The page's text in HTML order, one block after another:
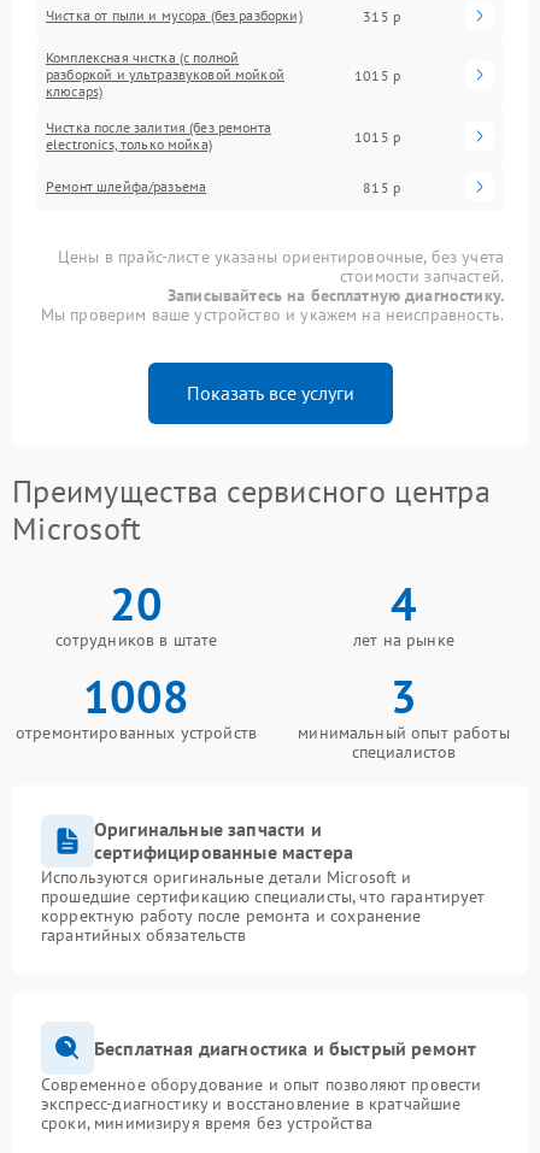
Чистка от пыли и мусора (без разборки) 315 р
Комплексная чистка (с полной
разборкой и ультразвуковой мойкой
клюcaps)
1015 р
Чистка после залития (без ремонта
electronics, только мойка)
1015 р
Ремонт шлейфа/разъема 815 р
Цены в прайс-листе указаны ориентировочные, без учета
стоимости запчастей.
Записывайтесь на бесплатную диагностику.
Мы проверим ваше устройство и укажем на неисправность.
Показать все услуги
Преимущества сервисного центра
Microsoft
20
сотрудников в штате
4
лет на рынке
1008
отремонтированных устройств
3
минимальный опыт работы
специалистов
Оригинальные запчасти и
сертифицированные мастера
Используются оригинальные детали Microsoft и
прошедшие сертификацию специалисты, что гарантирует
корректную работу после ремонта и сохранение
гарантийных обязательств
Бесплатная диагностика и быстрый ремонт
Современное оборудование и опыт позволяют провести
экспресс-диагностику и восстановление в кратчайшие
сроки, минимизируя время без устройства